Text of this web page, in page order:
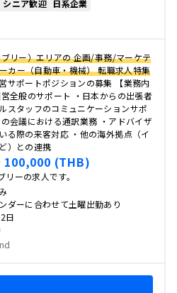
シニア歓迎 日系企業
リー）エリアの 企画/事務/マーケテ
カー（自動車・機械） 転職求人特集
サポートポジションの募集 【業務内
全般のサポート ・日本からの出張者
スタッフのコミュニケーションサポ
会議における通訳業務 ・アドバイザ
る際の来客対応 ・他の海外拠点（イ
）との連携
100,000 (THB)
リーの求人です。
ダーに合わせて土曜出勤あり
日